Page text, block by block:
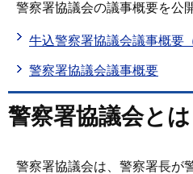
警察署協議会の議事概要を公
牛込警察署協議会議事概要
警察署協議会議事概要
警察署協議会とは
警察署協議会は、警察署長が